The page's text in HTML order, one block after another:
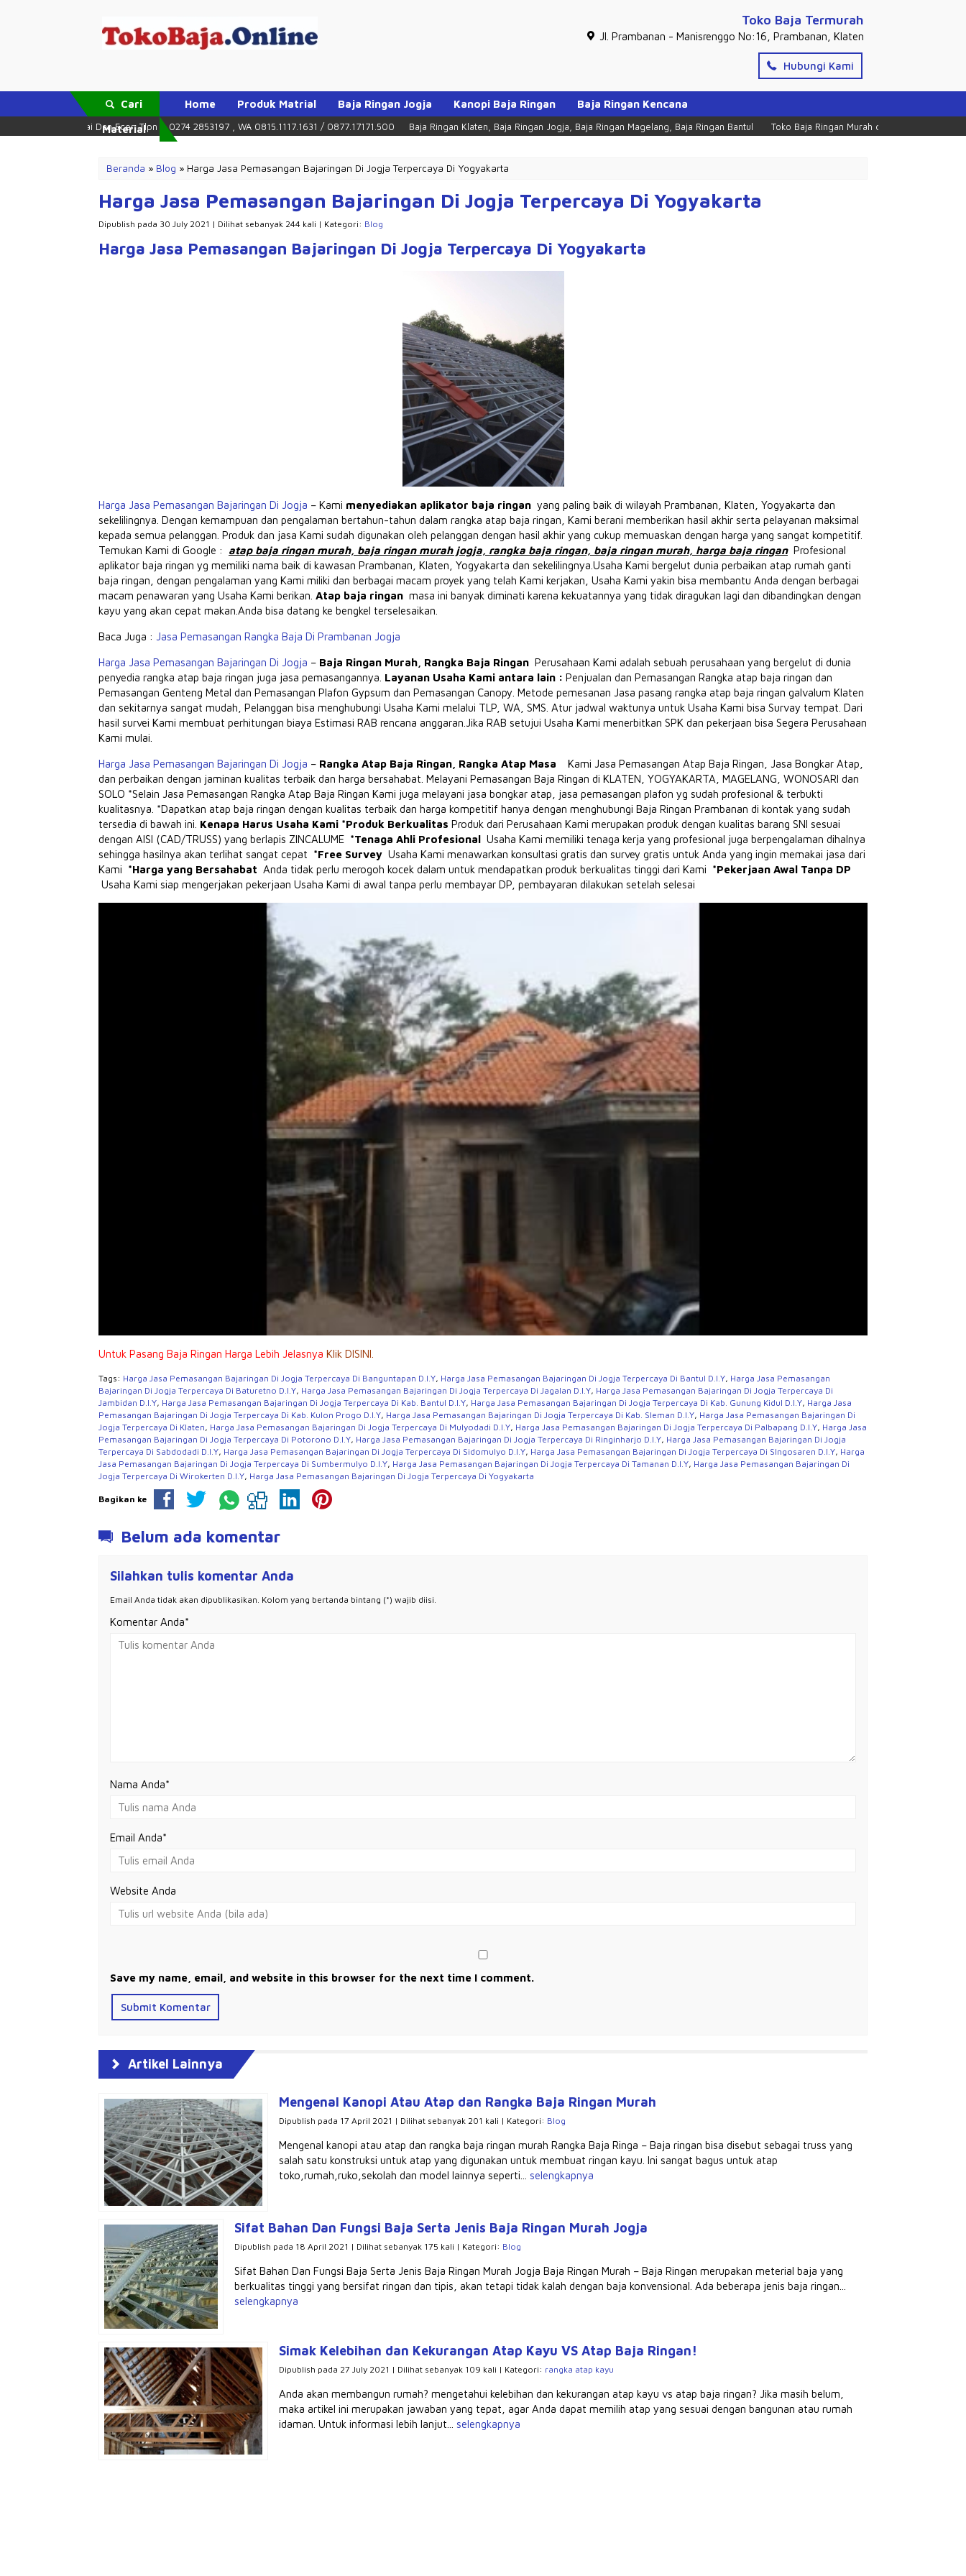
Toko Baja Termurah
Jl. Prambanan - Manisrenggo No:16, Prambanan, Klaten
Hubungi Kami
Cari
Material
Home Produk Matrial Baja Ringan Jogja Kanopi Baja Ringan Baja Ringan Kencana
Partai Dan Ecer, Tlpn = 0274 2853197 , WA 0815.1117.1631 / 0877.17171.500 Baja Ringan Klaten, Baja Ringan Jogja, Baja Ringan Magelang, Baja Ringan Bantul Toko Baja Ringan Murah di Prambanan Klaten
Beranda » Blog » Harga Jasa Pemasangan Bajaringan Di Jogja Terpercaya Di Yogyakarta
Harga Jasa Pemasangan Bajaringan Di Jogja Terpercaya Di Yogyakarta
Dipublish pada 30 July 2021 | Dilihat sebanyak 244 kali | Kategori: Blog
Harga Jasa Pemasangan Bajaringan Di Jogja Terpercaya Di Yogyakarta
Harga Jasa Pemasangan Bajaringan Di Jogja – Kami menyediakan aplikator baja ringan yang paling baik di wilayah Prambanan, Klaten, Yogyakarta dan
sekelilingnya. Dengan kemampuan dan pengalaman bertahun-tahun dalam rangka atap baja ringan, Kami berani memberikan hasil akhir serta pelayanan maksimal
kepada semua pelanggan. Produk dan jasa Kami sudah digunakan oleh pelanggan dengan hasil akhir yang cukup memuaskan dengan harga yang sangat kompetitif.
Temukan Kami di Google : atap baja ringan murah, baja ringan murah jogja, rangka baja ringan, baja ringan murah, harga baja ringanProfesional
aplikator baja ringan yg memiliki nama baik di kawasan Prambanan, Klaten, Yogyakarta dan sekelilingnya. Usaha Kami bergelut dunia perbaikan atap rumah ganti
baja ringan, dengan pengalaman yang Kami miliki dan berbagai macam proyek yang telah Kami kerjakan, Usaha Kami yakin bisa membantu Anda dengan berbagai
macam penawaran yang Usaha Kami berikan. Atap baja ringan masa ini banyak diminati karena kekuatannya yang tidak diragukan lagi dan dibandingkan dengan
kayu yang akan cepat makan.Anda bisa datang ke bengkel terselesaikan.
Baca Juga : Jasa Pemasangan Rangka Baja Di Prambanan Jogja
Harga Jasa Pemasangan Bajaringan Di Jogja – Baja Ringan Murah, Rangka Baja Ringan Perusahaan Kami adalah sebuah perusahaan yang bergelut di dunia
penyedia rangka atap baja ringan juga jasa pemasangannya. Layanan Usaha Kami antara lain : Penjualan dan Pemasangan Rangka atap baja ringan dan
Pemasangan Genteng Metal dan Pemasangan Plafon Gypsum dan Pemasangan Canopy. Metode pemesanan Jasa pasang rangka atap baja ringan galvalum Klaten
dan sekitarnya sangat mudah, Pelanggan bisa menghubungi Usaha Kami melalui TLP, WA, SMS. Atur jadwal waktunya untuk Usaha Kami bisa Survay tempat. Dari
hasil survei Kami membuat perhitungan biaya Estimasi RAB rencana anggaran. Jika RAB setujui Usaha Kami menerbitkan SPK dan pekerjaan bisa Segera Perusahaan
Kami mulai.
Harga Jasa Pemasangan Bajaringan Di Jogja – Rangka Atap Baja Ringan, Rangka Atap Masa Kami Jasa Pemasangan Atap Baja Ringan, Jasa Bongkar Atap,
dan perbaikan dengan jaminan kualitas terbaik dan harga bersahabat. Melayani Pemasangan Baja Ringan di KLATEN, YOGYAKARTA, MAGELANG, WONOSARI dan
SOLO *Selain Jasa Pemasangan Rangka Atap Baja Ringan Kami juga melayani jasa bongkar atap, jasa pemasangan plafon yg sudah profesional & terbukti
kualitasnya. *Dapatkan atap baja ringan dengan kualitas terbaik dan harga kompetitif hanya dengan menghubungi Baja Ringan Prambanan di kontak yang sudah
tersedia di bawah ini. Kenapa Harus Usaha Kami *Produk Berkualitas Produk dari Perusahaan Kami merupakan produk dengan kualitas barang SNI sesuai
dengan AISI (CAD/TRUSS) yang berlapis ZINCALUME *Tenaga Ahli Profesional Usaha Kami memiliki tenaga kerja yang profesional juga berpengalaman dihalnya
sehingga hasilnya akan terlihat sangat cepat *Free Survey Usaha Kami menawarkan konsultasi gratis dan survey gratis untuk Anda yang ingin memakai jasa dari
Kami *Harga yang Bersahabat Anda tidak perlu merogoh kocek dalam untuk mendapatkan produk berkualitas tinggi dari Kami *Pekerjaan Awal Tanpa DP
Usaha Kami siap mengerjakan pekerjaan Usaha Kami di awal tanpa perlu membayar DP, pembayaran dilakukan setelah selesai
Untuk Pasang Baja Ringan Harga Lebih Jelasnya Klik DISINI.
Tags: Harga Jasa Pemasangan Bajaringan Di Jogja Terpercaya Di Banguntapan D.I.Y, Harga Jasa Pemasangan Bajaringan Di Jogja Terpercaya Di Bantul D.I.Y, Harga Jasa Pemasangan
Bajaringan Di Jogja Terpercaya Di Baturetno D.I.Y, Harga Jasa Pemasangan Bajaringan Di Jogja Terpercaya Di Jagalan D.I.Y, Harga Jasa Pemasangan Bajaringan Di Jogja Terpercaya Di
Jambidan D.I.Y, Harga Jasa Pemasangan Bajaringan Di Jogja Terpercaya Di Kab. Bantul D.I.Y, Harga Jasa Pemasangan Bajaringan Di Jogja Terpercaya Di Kab. Gunung Kidul D.I.Y, Harga Jasa
Pemasangan Bajaringan Di Jogja Terpercaya Di Kab. Kulon Progo D.I.Y, Harga Jasa Pemasangan Bajaringan Di Jogja Terpercaya Di Kab. Sleman D.I.Y, Harga Jasa Pemasangan Bajaringan Di
Jogja Terpercaya Di Klaten, Harga Jasa Pemasangan Bajaringan Di Jogja Terpercaya Di Mulyodadi D.I.Y, Harga Jasa Pemasangan Bajaringan Di Jogja Terpercaya Di Palbapang D.I.Y, Harga Jasa
Pemasangan Bajaringan Di Jogja Terpercaya Di Potorono D.I.Y, Harga Jasa Pemasangan Bajaringan Di Jogja Terpercaya Di Ringinharjo D.I.Y, Harga Jasa Pemasangan Bajaringan Di Jogja
Terpercaya Di Sabdodadi D.I.Y, Harga Jasa Pemasangan Bajaringan Di Jogja Terpercaya Di Sidomulyo D.I.Y, Harga Jasa Pemasangan Bajaringan Di Jogja Terpercaya Di SIngosaren D.I.Y, Harga
Jasa Pemasangan Bajaringan Di Jogja Terpercaya Di Sumbermulyo D.I.Y, Harga Jasa Pemasangan Bajaringan Di Jogja Terpercaya Di Tamanan D.I.Y, Harga Jasa Pemasangan Bajaringan Di
Jogja Terpercaya Di Wirokerten D.I.Y, Harga Jasa Pemasangan Bajaringan Di Jogja Terpercaya Di Yogyakarta
Bagikan ke
Belum ada komentar
Silahkan tulis komentar Anda
Email Anda tidak akan dipublikasikan. Kolom yang bertanda bintang (*) wajib diisi.
Komentar Anda*
Nama Anda*
Email Anda*
Website Anda
Save my name, email, and website in this browser for the next time I comment.
Artikel Lainnya
Mengenal Kanopi Atau Atap dan Rangka Baja Ringan Murah
Dipublish pada 17 April 2021 | Dilihat sebanyak 201 kali | Kategori: Blog
Mengenal kanopi atau atap dan rangka baja ringan murah Rangka Baja Ringa – Baja ringan bisa disebut sebagai truss yang
salah satu konstruksi untuk atap yang digunakan untuk membuat ringan kayu. Ini sangat bagus untuk atap
toko,rumah,ruko,sekolah dan model lainnya seperti... selengkapnya
Sifat Bahan Dan Fungsi Baja Serta Jenis Baja Ringan Murah Jogja
Dipublish pada 18 April 2021 | Dilihat sebanyak 175 kali | Kategori: Blog
Sifat Bahan Dan Fungsi Baja Serta Jenis Baja Ringan Murah Jogja Baja Ringan Murah – Baja Ringan merupakan meterial baja yang
berkualitas tinggi yang bersifat ringan dan tipis, akan tetapi tidak kalah dengan baja konvensional. Ada beberapa jenis baja ringan...
selengkapnya
Simak Kelebihan dan Kekurangan Atap Kayu VS Atap Baja Ringan!
Dipublish pada 27 July 2021 | Dilihat sebanyak 109 kali | Kategori: rangka atap kayu
Anda akan membangun rumah? mengetahui kelebihan dan kekurangan atap kayu vs atap baja ringan? Jika masih belum,
maka artikel ini merupakan jawaban yang tepat, agar Anda dapat memilih atap yang sesuai dengan bangunan atau rumah
idaman. Untuk informasi lebih lanjut... selengkapnya